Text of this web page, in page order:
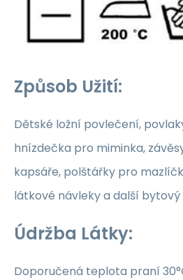
Způsob Užití:
Dětské ložní povlečení,
hnízdečka pro miminka,
kapsáře, polštářky pro
látkové návleky a další
Údržba Látky:
Doporučená teplota praní